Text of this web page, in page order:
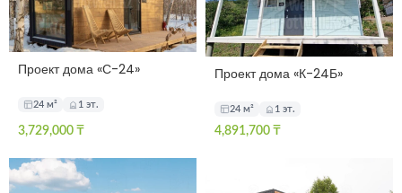
Проект дома «С-24»
24 м² 1 эт.
3,729,000 ₸
Проект дома «К-24Б»
24 м² 1 эт.
4,891,700 ₸